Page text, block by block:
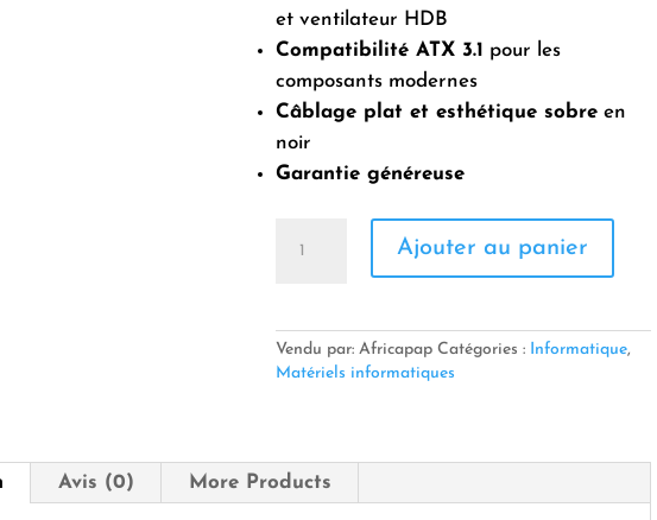
et ventilateur HDB
Compatibilité ATX 3.1 pour les
composants modernes
Câblage plat et esthétique sobreen
noir
Garantie généreuse
NEW
Ajouter au panier
Vendu par: Africapap Catégories : Informatique,
Matériels informatiques
Avis (0) More Products